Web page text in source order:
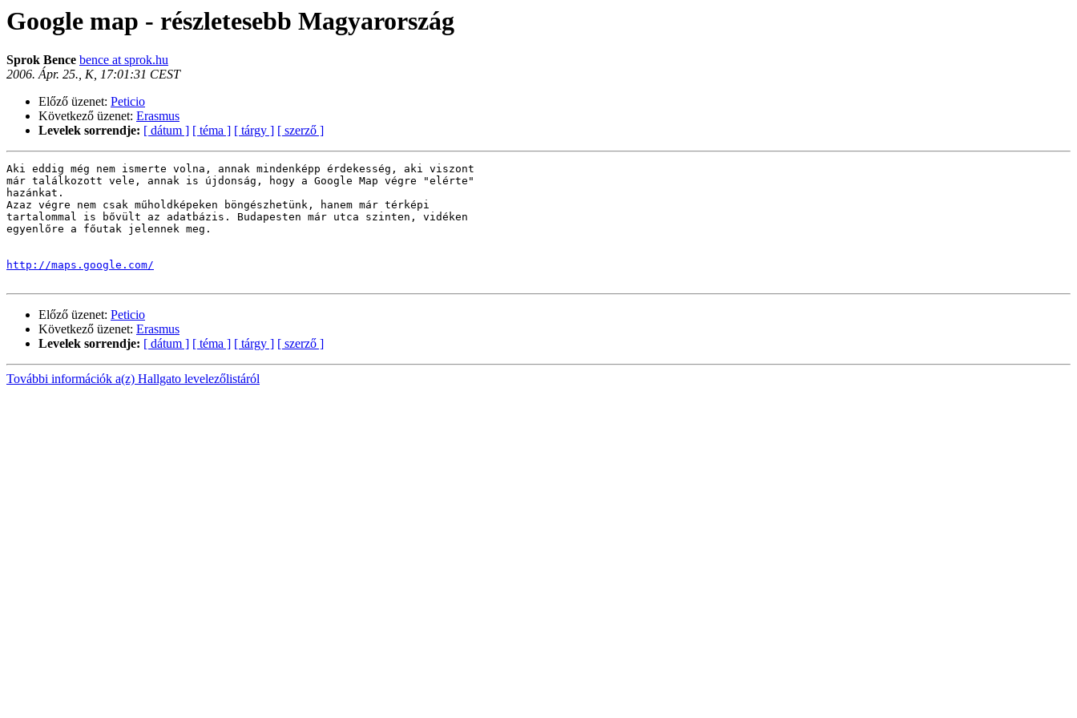
Google map - részletesebb Magyarország
Sprok Bence bence at sprok.hu
2006. Ápr. 25., K, 17:01:31 CEST
Előző üzenet: Peticio
Következő üzenet: Erasmus
Levelek sorrendje: [ dátum ] [ téma ] [ tárgy ] [ szerző ]
Aki eddig még nem ismerte volna, annak mindenképp érdekesség, aki viszont
már találkozott vele, annak is újdonság, hogy a Google Map végre "elérte"
hazánkat.
Azaz végre nem csak műholdképeken böngészhetünk, hanem már térképi
tartalommal is bővült az adatbázis. Budapesten már utca szinten, vidéken
egyenlőre a főutak jelennek meg.
http://maps.google.com/
Előző üzenet: Peticio
Következő üzenet: Erasmus
Levelek sorrendje: [ dátum ] [ téma ] [ tárgy ] [ szerző ]
További információk a(z) Hallgato levelezőlistáról